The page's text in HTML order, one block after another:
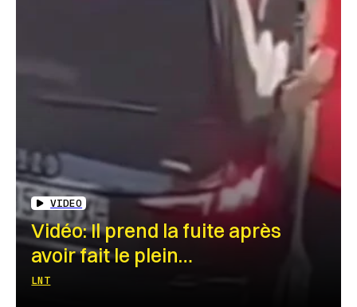
VIDEO
Vidéo: Il prend la fuite après
avoir fait le plein…
LNT